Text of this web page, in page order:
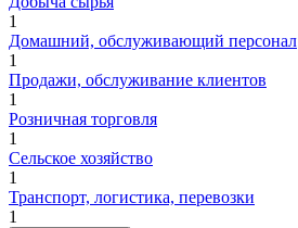
1
Домашний, обслуживающий персонал
1
Продажи, обслуживание клиентов
1
Розничная торговля
1
Сельское хозяйство
1
Транспорт, логистика, перевозки
1